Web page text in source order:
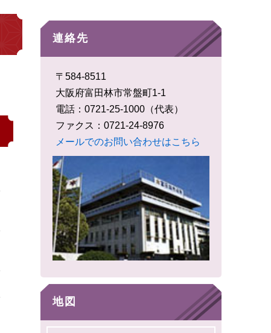
連絡先
〒584-8511
大阪府富田林市常盤町1-1
電話：0721-25-1000 （代表）
ファクス：0721-24-8976
メールでのお問い合わせはこちら
地図